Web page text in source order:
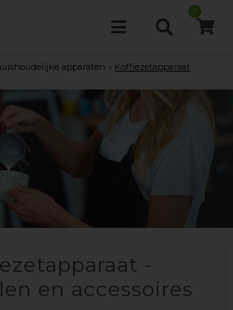
0
apparaten Koffiezetapparaat
-
en accessoires